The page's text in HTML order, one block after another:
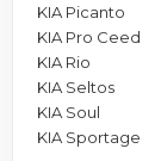
KIA Picanto
KIA Pro Ceed
KIA Rio
KIA Seltos
KIA Soul
KIA Sportage